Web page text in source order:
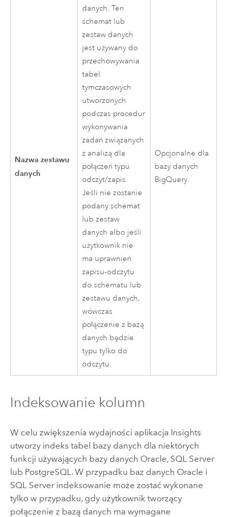
Nazwa zestawu
danych
danych. Ten
schemat lub
zestaw danych
jest używany do
przechowywania
tabel
tymczasowych
utworzonych
podczas procedur
wykonywania
zadań związanych
z analizą dla
połączeń typu
odczyt/zapis.
Jeśli nie zostanie
podany schemat
lub zestaw
danych albo jeśli
użytkownik nie
ma uprawnień
zapisu-odczytu
do schematu lub
zestawu danych,
wówczas
połączenie z bazą
danych będzie
typu tylko do
odczytu.
Opcjonalne dla
bazy danych
BigQuery.
Indeksowanie kolumn
W celu zwiększenia wydajności aplikacja Insights
utworzy indeks tabel bazy danych dla niektórych
funkcji używających bazy danych Oracle, SQL Server
lub PostgreSQL . W przypadku baz danych Oracle i
SQL Serverindeksowanie może zostać wykonane
tylko w przypadku, gdy użytkownik tworzący
połączenie z bazą danych ma wymagane